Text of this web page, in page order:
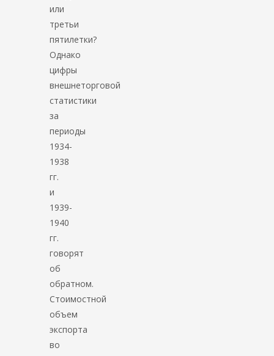
или
третьи
пятилетки?
Однако
цифры
внешнеторговой
статистики
за
периоды
1934-
1938
гг.
и
1939-
1940
гг.
говорят
об
обратном.
Стоимостной
объем
экспорта
во